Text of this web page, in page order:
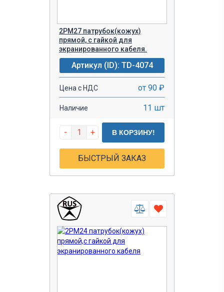
2РМ27 патрубок(кожух)
прямой, с гайкой для
экранированного кабеля.
Артикул (ID): TD-4074
Цена с НДС от 90 ₽
Наличие 11 шт
- + В КОРЗИНУ!
БЫСТРЫЙ ЗАКАЗ